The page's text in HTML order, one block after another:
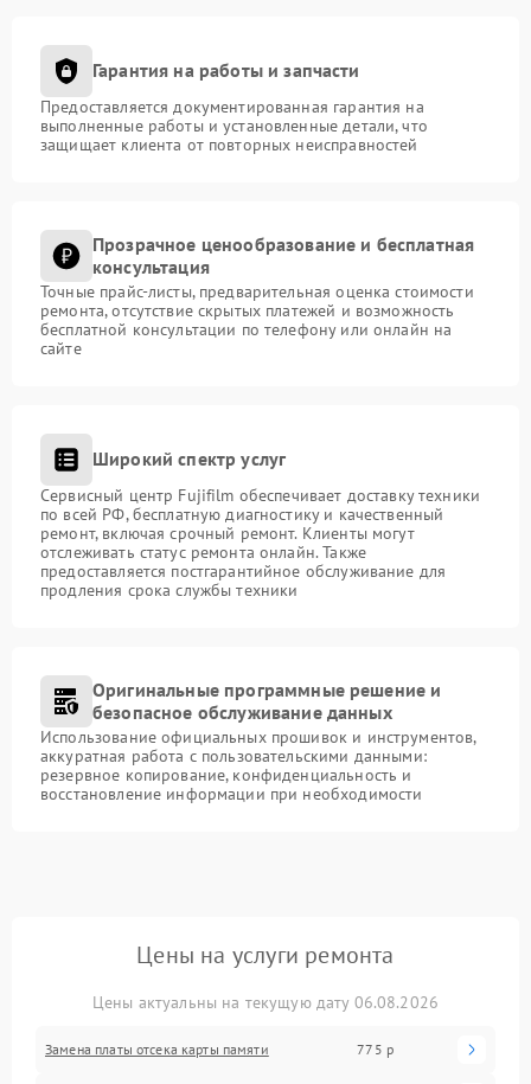
Гарантия на работы и запчасти
Предоставляется документированная гарантия на
выполненные работы и установленные детали, что
защищает клиента от повторных неисправностей
Прозрачное ценообразование и бесплатная
консультация
Точные прайс-листы, предварительная оценка стоимости
ремонта, отсутствие скрытых платежей и возможность
бесплатной консультации по телефону или онлайн на
сайте
Широкий спектр услуг
Сервисный центр Fujifilm обеспечивает доставку техники
по всей РФ, бесплатную диагностику и качественный
ремонт, включая срочный ремонт. Клиенты могут
отслеживать статус ремонта онлайн. Также
предоставляется постгарантийное обслуживание для
продления срока службы техники
Оригинальные программные решение и
безопасное обслуживание данных
Использование официальных прошивок и инструментов,
аккуратная работа с пользовательскими данными:
резервное копирование, конфиденциальность и
восстановление информации при необходимости
Цены на услуги ремонта
Цены актуальны на текущую дату 06.08.2026
Замена платы отсека карты памяти 775 р